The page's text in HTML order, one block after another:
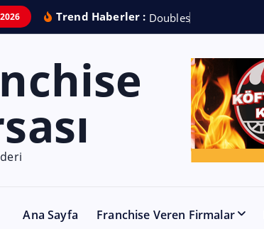
Trend Haberler : Doublesh
Ana Sayfa Franchise Veren Firmalar